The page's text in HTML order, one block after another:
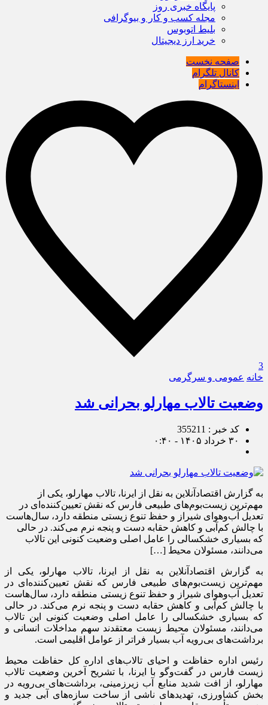
پایگاه خبری روز
مجله کسب و کار و بیوگرافی
بلیط اتوبوس
خرید ارز دیجیتال
صفحه نخست
کانال تلگرام
اینستاگرام
3
خانه عمومی و سرگرمی
وضعیت تالاب مهارلو بحرانی شد
کد خبر : 355211
۳۰ خرداد ۱۴۰۵ - ۰:۴۰
به گزارش اقتصادآنلاین به نقل از ایرنا، تالاب مهارلو، یکی از
مهم‌ترین زیست‌بوم‌های طبیعی فارس که نقش تعیین‌کننده‌ای در
تعدیل آب‌وهوای شیراز و حفظ تنوع زیستی منطقه دارد، سال‌هاست
با چالش کم‌آبی و کاهش حقابه دست و پنجه نرم می‌کند. در حالی
که بسیاری خشکسالی را عامل اصلی وضعیت کنونی این تالاب
می‌دانند، مسئولان محیط […]
به گزارش اقتصادآنلاین به نقل از ایرنا، تالاب مهارلو، یکی از
مهم‌ترین زیست‌بوم‌های طبیعی فارس که نقش تعیین‌کننده‌ای در
تعدیل آب‌وهوای شیراز و حفظ تنوع زیستی منطقه دارد، سال‌هاست
با چالش کم‌آبی و کاهش حقابه دست و پنجه نرم می‌کند. در حالی
که بسیاری خشکسالی را عامل اصلی وضعیت کنونی این تالاب
می‌دانند، مسئولان محیط زیست معتقدند سهم مداخلات انسانی و
برداشت‌های بی‌رویه آب بسیار فراتر از عوامل اقلیمی است.
رئیس اداره حفاظت و احیای تالاب‌های اداره کل حفاظت محیط
زیست فارس در گفت‌و‌گو با ایرنا، با تشریح آخرین وضعیت تالاب
مهارلو، از افت شدید منابع آب زیرزمینی، برداشت‌های بی‌رویه در
بخش کشاورزی، تهدید‌های ناشی از ساخت سازه‌های آبی جدید و